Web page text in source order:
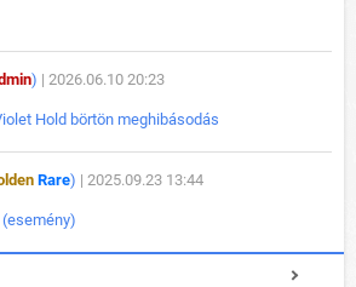
) | 2026.06.10 20:23
Hold börtön meghibásodás
Rare) | 2025.09.23 13:44
(esemény)